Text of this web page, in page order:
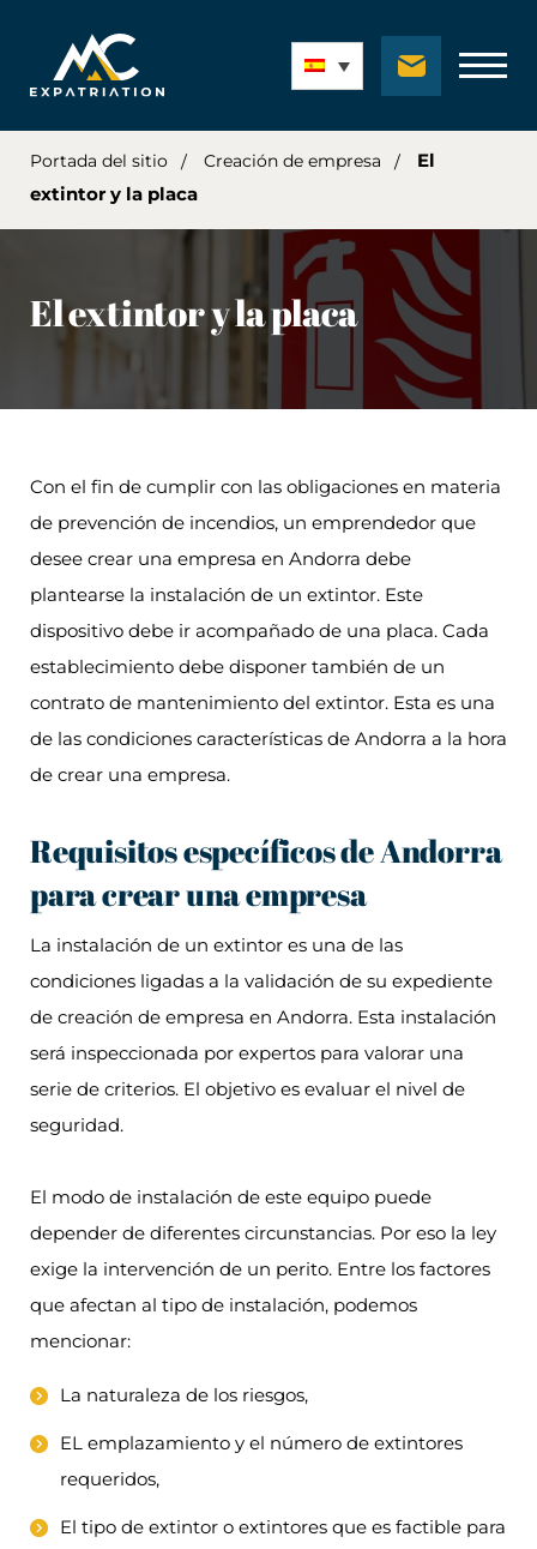
Portada del sitio Creación de empresa
El
extintor y la placa
El extintor y la placa
Con el fin de cumplir con las obligaciones en materia
de prevención de incendios, un emprendedor que
desee crear una empresa en Andorra debe
plantearse la instalación de un extintor. Este
dispositivo debe ir acompañado de una placa. Cada
establecimiento debe disponer también de un
contrato de mantenimiento del extintor. Esta es una
de las condiciones características de Andorra a la hora
de crear una empresa.
Requisitos específicos de Andorra
para crear una empresa
La instalación de un extintor es una de las
condiciones ligadas a la validación de su expediente
de creación de empresa en Andorra. Esta instalación
será inspeccionada por expertos para valorar una
serie de criterios. El objetivo es evaluar el nivel de
seguridad.
El modo de instalación de este equipo puede
depender de diferentes circunstancias. Por eso la ley
exige la intervención de un perito. Entre los factores
que afectan al tipo de instalación, podemos
mencionar:
La naturaleza de los riesgos,
EL emplazamiento y el número de extintores
requeridos,
El tipo de extintor o extintores que es factible para